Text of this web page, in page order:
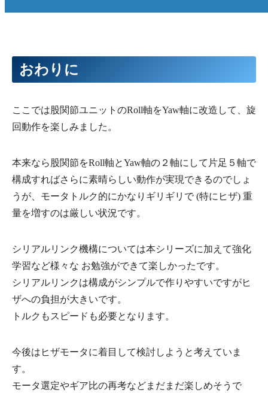
おわりに
ここでは股関節ユニットのRoll軸をYaw軸に改造して、旋
回動作を楽しみました。
本来なら股関節をRoll軸とYaw軸の２軸にして片足５軸で
構成すればさらに素晴らしい動作が実現できるのでしょ
うが、モータトルク的にかなりギリギリで (特にヒザ) 重
量を増すのは厳しい状況です。
シリアルリンク機構については本シリーズに加えて強化
学習など様々な お勉強ができて楽しかったです。
シリアルリンクは構成がシンプルで作りやすいですがヒ
ザへの負担が大きいです。
トルクもスピードも必要となります。
今後はヒザモータに着目して検討しようと考えていま
す。
モータ選定やギア比の再考などまだまだ楽しめそうで